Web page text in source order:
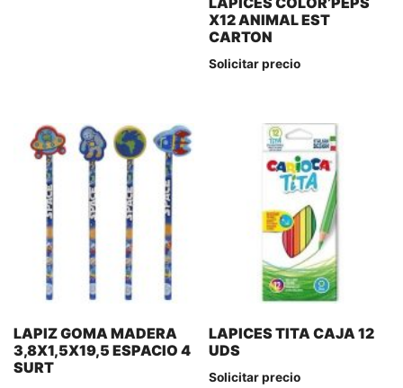
X12 ANIMAL EST
CARTON
Solicitar precio
LAPIZ GOMA MADERA
3,8X1,5X19,5 ESPACIO 4
SURT
LAPICES TITA CAJA 12
UDS
Solicitar precio